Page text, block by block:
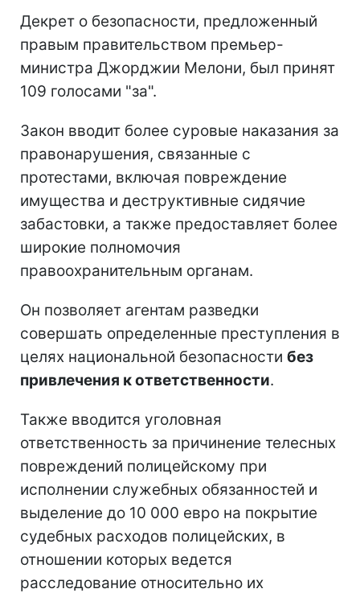
Декрет о безопасности, предложенный
правым правительством премьер-
министра Джорджии Мелони, был принят
109 голосами "за".
Закон вводит более суровые наказания за
правонарушения, связанные с
протестами, включая повреждение
имущества и деструктивные сидячие
забастовки, а также предоставляет более
широкие полномочия
правоохранительным органам.
Он позволяет агентам разведки
совершать определенные преступления в
целях национальной безопасности без
привлечения к ответственности.
Также вводится уголовная
ответственность за причинение телесных
повреждений полицейскому при
исполнении служебных обязанностей и
выделение до 10 000 евро на покрытие
судебных расходов полицейских, в
отношении которых ведется
расследование относительно их